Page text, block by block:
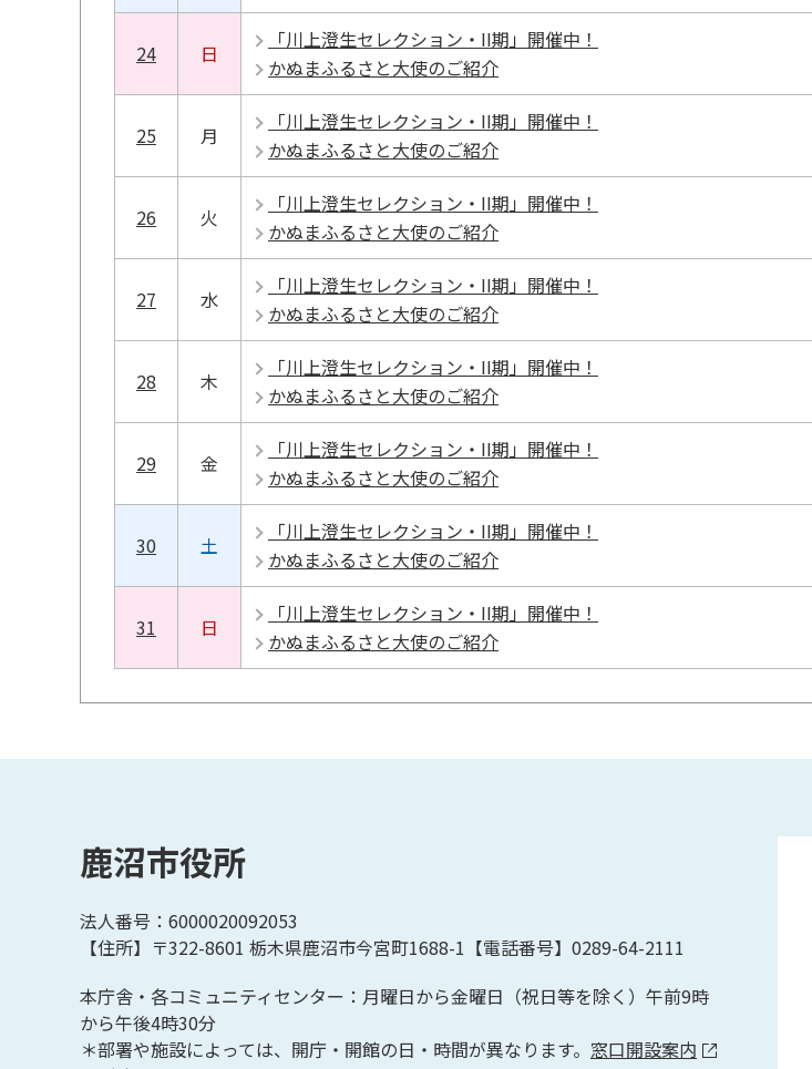
24 日
「川上澄生セレクション・II期」開催中！
かぬまふるさと大使のご紹介
25 月
「川上澄生セレクション・II期」開催中！
かぬまふるさと大使のご紹介
26 火
「川上澄生セレクション・II期」開催中！
かぬまふるさと大使のご紹介
27 水
「川上澄生セレクション・II期」開催中！
かぬまふるさと大使のご紹介
28 木
「川上澄生セレクション・II期」開催中！
かぬまふるさと大使のご紹介
29 金
「川上澄生セレクション・II期」開催中！
かぬまふるさと大使のご紹介
30 土
「川上澄生セレクション・II期」開催中！
かぬまふるさと大使のご紹介
31 日
「川上澄生セレクション・II期」開催中！
かぬまふるさと大使のご紹介
鹿沼市役所
法人番号：6000020092053
【住所】〒322-8601 栃木県鹿沼市今宮町1688-1【電話番号】0289-64-2111
本庁舎・各コミュニティセンター：月曜日から金曜日（祝日等を除く）午前9時
から午後4時30分
＊部署や施設によっては、開庁・開館の日・時間が異なります。 窓口開設案内